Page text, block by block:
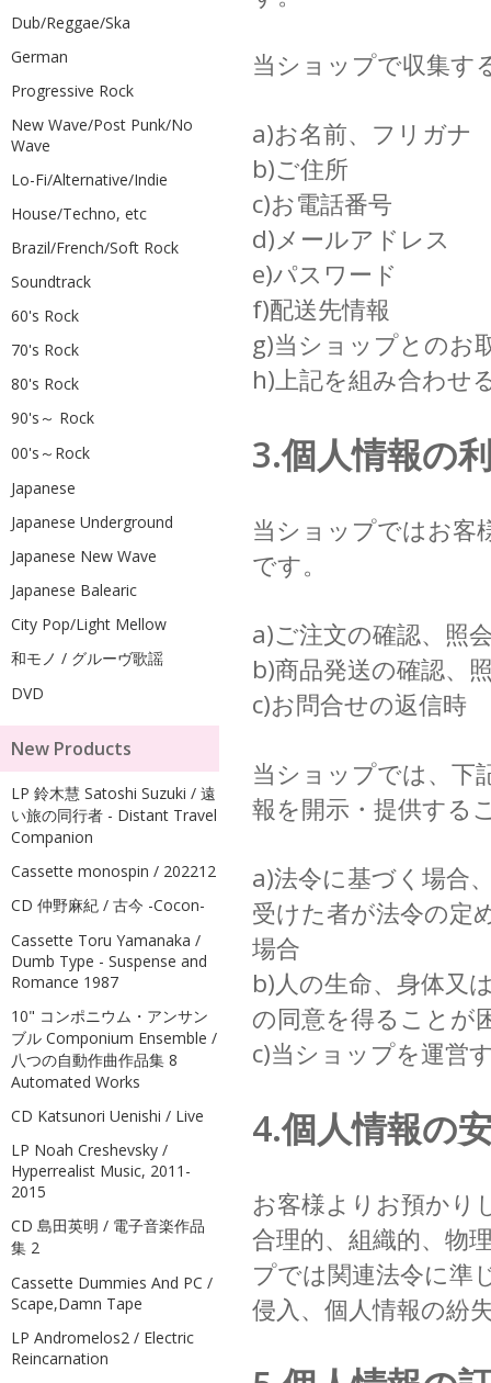
当ショップで収集す
a)お名前、フリガナ
b)ご住所
c)お電話番号
d)メールアドレス
e)パスワード
f)配送先情報
g)当ショップとのお
h)上記を組み合わせ
3.個人情報の
当ショップではお客
です。
a)ご注文の確認、照
b)商品発送の確認、
c)お問合せの返信時
当ショップでは、下
報を開示・提供する
a)法令に基づく場合
受けた者が法令の定
場合
b)人の生命、身体又
の同意を得ることが
c)当ショップを運営
4.個人情報の
お客様よりお預かり
合理的、組織的、物
プでは関連法令に準
侵入、個人情報の紛
Dub/Reggae/Ska
German
Progressive Rock
New Wave/Post Punk/No
Wave
Lo-Fi/Alternative/Indie
House/Techno, etc
Brazil/French/Soft Rock
Soundtrack
60's Rock
70's Rock
80's Rock
90's～ Rock
00's～Rock
Japanese
Japanese Underground
Japanese New Wave
Japanese Balearic
City Pop/Light Mellow
和モノ / グルーヴ歌謡
DVD
New Products
LP 鈴木慧 Satoshi Suzuki / 遠
い旅の同行者 - Distant Travel
Companion
Cassette monospin / 202212
CD 仲野麻紀 / 古今 -Cocon-
Cassette Toru Yamanaka /
Dumb Type - Suspense and
Romance 1987
10" コンポニウム・アンサン
ブル Componium Ensemble /
八つの自動作曲作品集 8
Automated Works
CD Katsunori Uenishi / Live
LP Noah Creshevsky /
Hyperrealist Music, 2011-
2015
CD 島田英明 / 電子音楽作品
集 2
Cassette Dummies And PC /
Scape,Damn Tape
LP Andromelos2 / Electric
Reincarnation